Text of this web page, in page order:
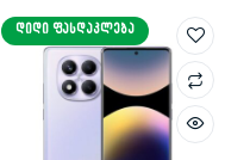
549.00 ₾.
299.00 ₾.
ᲓᲘᲓᲘ ᲤᲐᲡᲓᲐᲙᲚᲔᲑᲐ